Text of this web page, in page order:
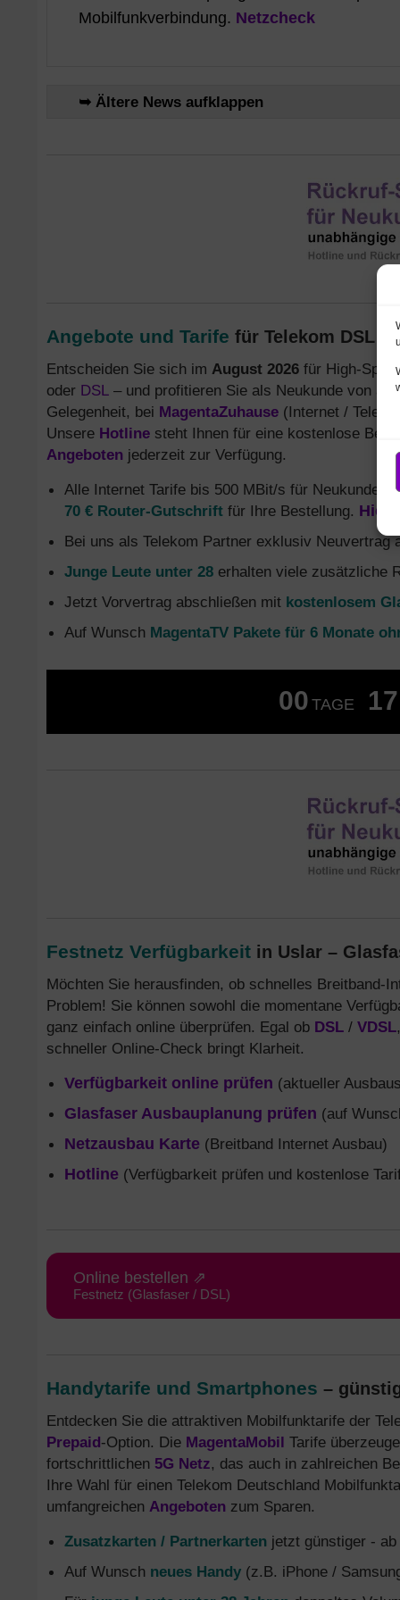
Mobilfunkverbindung. Netzcheck
➥ Ältere News aufklappen
Angebote und Tarife für Telekom DSL
Entscheiden Sie sich im August 2026 für High-
oder DSL – und profitieren Sie als Neukunde von
Gelegenheit, bei MagentaZuhause (Internet /
Unsere Hotline steht Ihnen für eine kostenlose
Angeboten jederzeit zur Verfügung.
Alle Internet Tarife bis 500 MBit/s für Neukunden
70 € Router-Gutschrift für Ihre Bestellung. Hier
Bei uns als Telekom Partner exklusiv Neuvertrag
Junge Leute unter 28 erhalten viele zusätzliche
Jetzt Vorvertrag abschließen mit kostenlosem
Auf Wunsch MagentaTV Pakete für 6 Monate
00 TAGE 17
Festnetz Verfügbarkeit in Uslar –
Möchten Sie herausfinden, ob schnelles Breitband-
Problem! Sie können sowohl die momentane
ganz einfach online überprüfen. Egal ob DSL / VDSL
schneller Online-Check bringt Klarheit.
Verfügbarkeit online prüfen (aktueller
Glasfaser Ausbauplanung prüfen (auf
Netzausbau Karte (Breitband Internet Ausbau)
Hotline (Verfügbarkeit prüfen und kostenlose
Online bestellen ⇗
Festnetz (Glasfaser / DSL)
Handytarife und Smartphones –
Entdecken Sie die attraktiven Mobilfunktarife der
Prepaid-Option. Die MagentaMobil Tarife
fortschrittlichen 5G Netz, das auch in zahlreichen
Ihre Wahl für einen Telekom Deutschland
umfangreichen Angeboten zum Sparen.
Zusatzkarten / Partnerkarten jetzt günstiger -
Auf Wunsch neues Handy (z.B. iPhone /